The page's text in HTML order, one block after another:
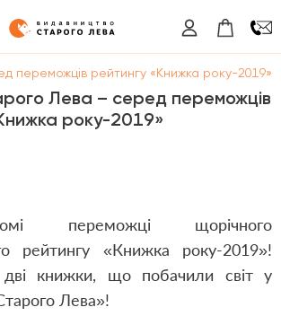
переможців рейтингу «Книжка року-2019»
Лева – серед переможців
року-2019»
переможці щорічного
рейтингу «Книжка року-2019»!
книжки, що побачили світ у
Лева»!